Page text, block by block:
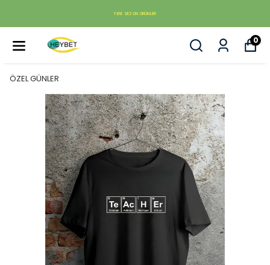
YENI SEZON ÜRÜNLER
0
ÖZEL GÜNLER